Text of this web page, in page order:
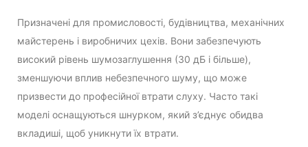
Призначені для промисловості, будівництва, механічних
майстерень і виробничих цехів. Вони забезпечують
високий рівень шумозаглушення (30 дБ і більше),
зменшуючи вплив небезпечного шуму, що може
призвести до професійної втрати слуху. Часто такі
моделі оснащуються шнурком, який з’єднує обидва
вкладиші, щоб уникнути їх втрати.